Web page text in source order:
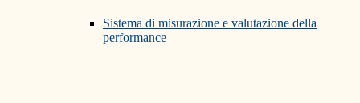
Sistema di misurazione e valutazione della
performance